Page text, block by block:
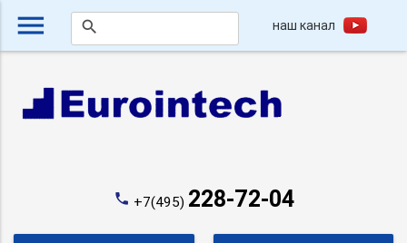
menu search наш канал
phone +7(495) 228-72-04